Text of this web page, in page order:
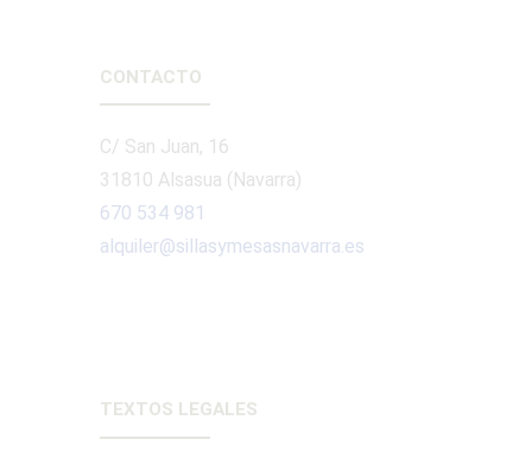
CONTACTO
C/ San Juan, 16
31810 Alsasua (Navarra)
670 534 981
alquiler@sillasymesasnavarra.es
TEXTOS LEGALES